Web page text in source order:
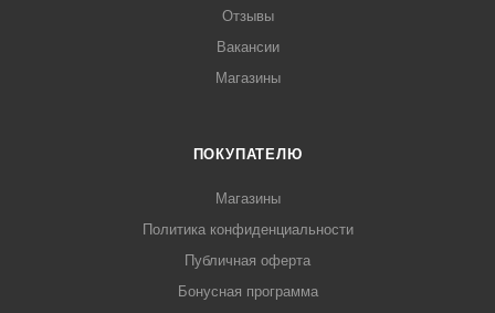
Отзывы
Вакансии
Магазины
ПОКУПАТЕЛЮ
Магазины
Политика конфиденциальности
Публичная оферта
Бонусная программа